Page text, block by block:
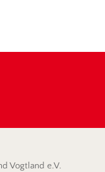
Vogtland e.V.